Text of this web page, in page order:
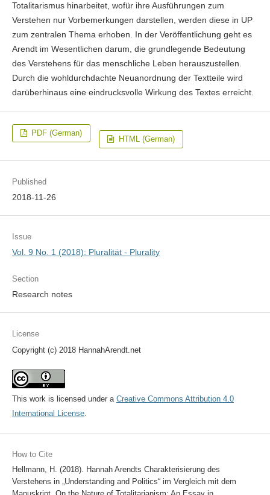
Totalitarismus hinarbeitet, wofür ihre Ausführungen zum
Verstehen nur Vorbemerkungen darstellen, werden diese in UP
zum zentralen Thema erhoben. In der Veröffentlichung geht es
Arendt im Wesentlichen darum, die grundlegende Bedeutung
des Verstehens für das menschliche Leben herauszustellen.
Durch die wohldurchdachte Neuanordnung der Textteile wird
darüberhinaus eine eindrucksvolle Wirkung des Textes erreicht.
PDF (German)
HTML (German)
Published
2018-11-26
Issue
Vol. 9 No. 1 (2018): Pluralität - Plurality
Section
Research notes
License
Copyright (c) 2018 HannahArendt.net
This work is licensed under a Creative Commons Attribution 4.0
International License.
How to Cite
Hellmann, H. (2018). Hannah Arendts Charakterisierung des
Verstehens in „Understanding and Politics“ im Vergleich mit dem